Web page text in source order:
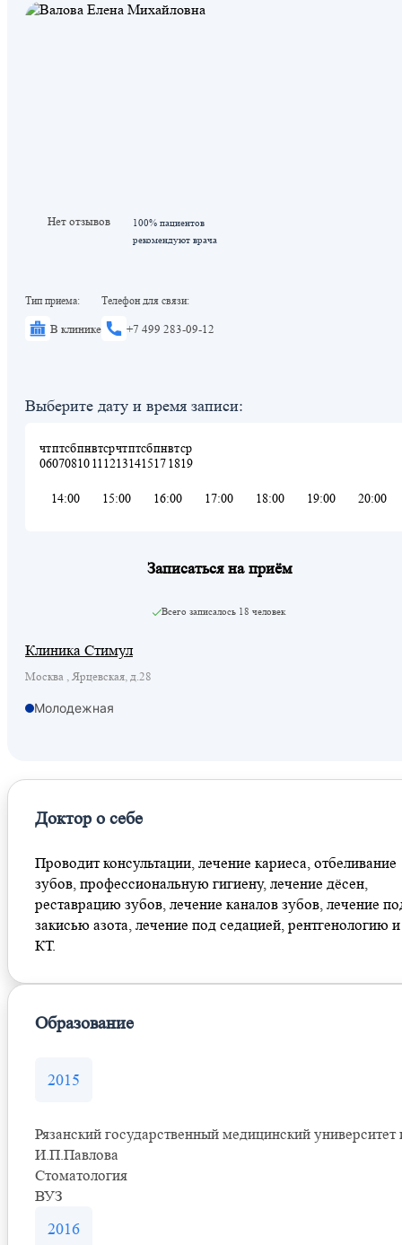
Нет отзывов
100% пациентов
рекомендуют врача
Тип приема:
В клинике
Телефон для связи:
+7 499 283-09-12
Выберите дату и время записи:
чт
06
пт
07
сб
08
пн
10
вт
11
ср
12
чт
13
пт
14
сб
15
пн
17
вт
18
ср
19
14:00 15:00 16:00 17:00 18:00 19:00 20:00
Записаться на приём
Всего записалось 18 человек
Клиника Стимул
Москва , Ярцевская, д.28
Молодежная
Доктор о себе
Проводит консультации, лечение кариеса, отбеливание
зубов, профессиональную гигиену, лечение дёсен,
реставрацию зубов, лечение каналов зубов, лечение
закисью азота, лечение под седацией, рентгенологию и
КТ.
Образование
2015
Рязанский государственный медицинский университет
И.П.Павлова
Стоматология
ВУЗ
2016